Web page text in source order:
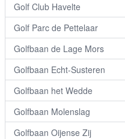
Golf Club Havelte
Golf Parc de Pettelaar
Golfbaan de Lage Mors
Golfbaan Echt-Susteren
Golfbaan het Wedde
Golfbaan Molenslag
Golfbaan Oijense Zij